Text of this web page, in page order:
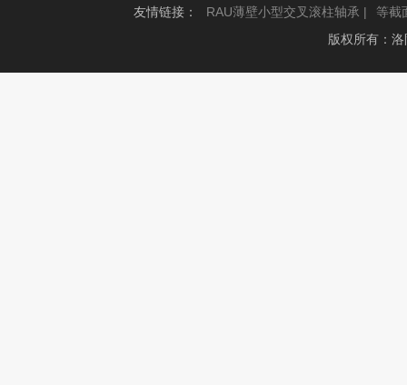
友情链接： RAU薄壁小型交叉滚柱轴承 |
等截
版权所有：